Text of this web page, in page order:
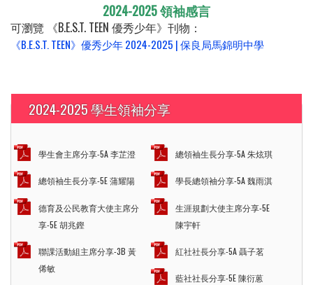
2024-2025 領袖感言
可瀏覽 《B.E.S.T. TEEN 優秀少年》刊物：
《B.E.S.T. TEEN》優秀少年 2024-2025 | 保良局馬錦明中學
2024-2025 學生領袖分享
學生會主席分享-5A 李芷澄 總領袖生長分享-5A 朱炫琪
總領袖生長分享-5E 蒲耀陽 學長總領袖分享-5A 魏雨淇
德育及公民教育大使主席分
享-5E 胡兆鏗
生涯規劃大使主席分享-5E
陳宇軒
聯課活動組主席分享-3B 黃
俙敏
紅社社長分享-5A 聶子茗
藍社社長分享-5E 陳衍蒽